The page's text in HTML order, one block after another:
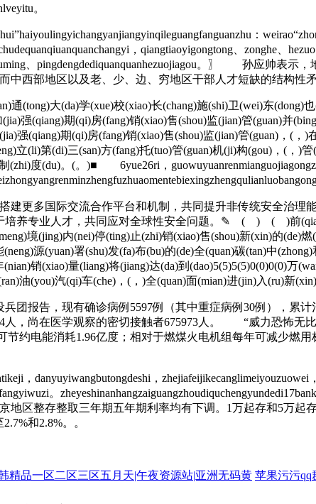
。
：
，qiangtiaoyigongtong、zonghe、
、pingdengdediquanquanhezuojiagou。〗 孙应帅表
西部地区以及老、少、边、穷地区干部人才短缺的结构性矛
大(da)学(xue)校(xiao)长(chang)施(shi)卫(wei)东(dong)也
强(qiang)期(qi)房(fang)销(xiao)售(shou)监(jian)管(guan)并
强(qiang)期(qi)房(fang)销(xiao)售(shou)监(jian)管(guan)，(，
立(li)第(di)三(san)方(fang)托(tuo)管(guan)机(ji)构(gou)，(，)
(zhi)度(du)。(。)■ 6yue26ri，
更多国际交流合作平台和机制，共同提升非传统安全治理
培养专业人才，共同应对全球性安全问题。✎ ( ) ( )前
境(jing)内(nei)停(ting)止(zhi)销(xiao)售(shou)新(xin)的(de)
源(yuan)署(shu)发(fa)布(bu)的(de)全(quan)碳(tan)中
销(xiao)量(liang)将(jiang)达(da)到(dao)5(5)5(5)0(0)0(0)万
油(you)汽(qi)车(che)，(，)全(quan)面(mian)进(jin)入(ru)新
报告，现有确诊病例5597例（其中重症病例30例），累计
人，尚在医学观察的密切接触者675973人。 “威力恐怖
约电能消耗1.96亿度；相对于燃煤火电机组每年可减少燃
，danyuyiwangbutongdeshi，zhejiafeijikecanglimeiyouzuowei，
。
区整存整取三年期五年期利率均有下调。1万起存和5万起
和2.8%。。
精品一区二区三区五月天|午夜资源站|亚洲无码黄 苹果污污qq